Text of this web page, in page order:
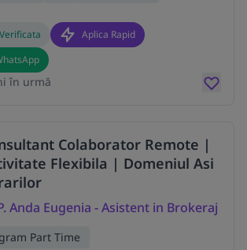
Aplica Rapid
în urmă
Colaborator Remote |
Flexibila | Domeniul Asi
Anda Eugenia - Asistent in Brokeraj
Part Time